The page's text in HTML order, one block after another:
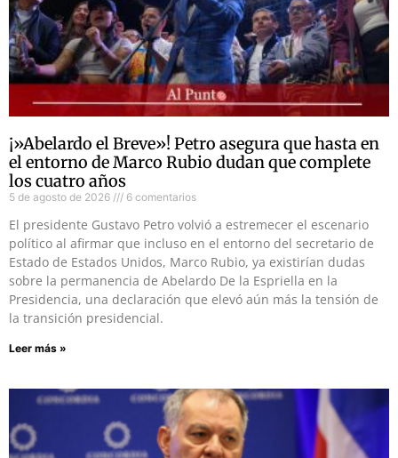
¡»Abelardo el Breve»! Petro asegura que hasta en
el entorno de Marco Rubio dudan que complete
los cuatro años
5 de agosto de 2026 6 comentarios
El presidente Gustavo Petro volvió a estremecer el escenario
político al afirmar que incluso en el entorno del secretario de
Estado de Estados Unidos, Marco Rubio, ya existirían dudas
sobre la permanencia de Abelardo De la Espriella en la
Presidencia, una declaración que elevó aún más la tensión de
la transición presidencial.
Leer más »